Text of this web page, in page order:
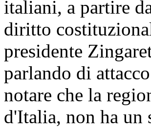
italiani, a partire
diritto
presidente
parlando di
notare che la
d'Italia, non ha un